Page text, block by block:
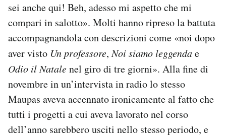
sei anche qui! Beh, adesso mi aspetto che mi
compari in salotto». Molti hanno ripreso la battuta
accompagnandola con descrizioni come «noi dopo
aver visto Un professore,Noi siamo leggendae
Odio il Natalenel giro di tre giorni». Alla fine di
novembre in un’intervista in radio lo stesso
Maupas aveva accennato ironicamente al fatto che
tutti i progetti a cui aveva lavorato nel corso
dell’anno sarebbero usciti nello stesso periodo, e